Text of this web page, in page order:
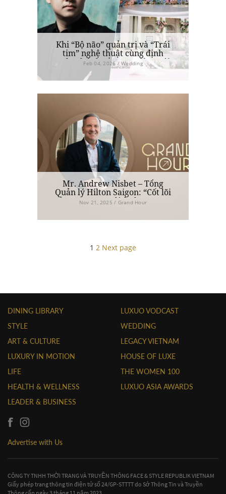
Khi “Bộ não” quản trị và “Trái
tim” nghệ thuật cùng định
nghĩa lại chuẩn mực tiệc cưới
xa xỉ
Feb 04, 2026 / Wedding
Mr. Andrew Nisbet – Tổng
Quản lý Hilton Saigon: “Cốt lõi
của sang trọng đích thực trong
người”
Nov 21, 2025 / Grand Hour
Posts
1 2 Next page
DINING LIBRARY
STYLE
ART & CULTURE
LUXURY IN MOTION
LIFE
HEALTH & WELLNESS
LEADER & BUSINESS
LUXUO VODCAST
WEDDING
LEGACY VIETNAM
HOUSE OF LUXE
THE WOMEN 100
LUXUO ASIA AWARDS
Advertise with Us
CÔNG TY TNHH THỜI TRANG VÀ TRUYỀN THÔNG FACE & STYLE REPUBLIK VIETNAM
Giấy phép trang thông tin điện tử số 24/GP-STTTT do Sở Thông Tin và Truyền